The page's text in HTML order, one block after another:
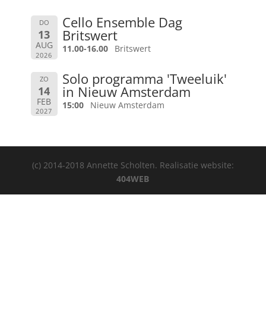
DO
13
AUG
2026
Cello Ensemble Dag
Britswert
11.00-16.00 Britswert
ZO
14
FEB
2027
Solo programma 'Tweeluik'
in Nieuw Amsterdam
15:00 Nieuw Amsterdam
(c) 2014-2018 Annette Scholten. Realisatie website:
404WEB